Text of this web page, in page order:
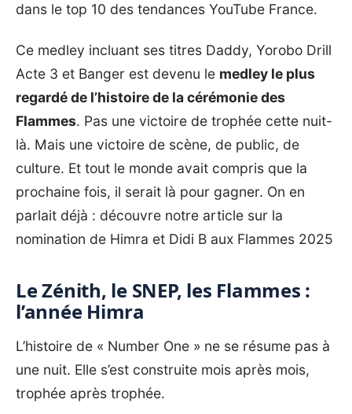
dans le top 10 des tendances YouTube France.
Ce medley incluant ses titres Daddy, Yorobo Drill
Acte 3 et Banger est devenu le medley le plus
regardé de l’histoire de la cérémonie des
Flammes. Pas une victoire de trophée cette nuit-
là. Mais une victoire de scène, de public, de
culture. Et tout le monde avait compris que la
prochaine fois, il serait là pour gagner. On en
parlait déjà : découvre notre article sur la
nomination de Himra et Didi B aux Flammes 2025
Le Zénith, le SNEP, les Flammes :
l’année Himra
L’histoire de « Number One » ne se résume pas à
une nuit. Elle s’est construite mois après mois,
trophée après trophée.